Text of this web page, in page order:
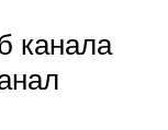
канала